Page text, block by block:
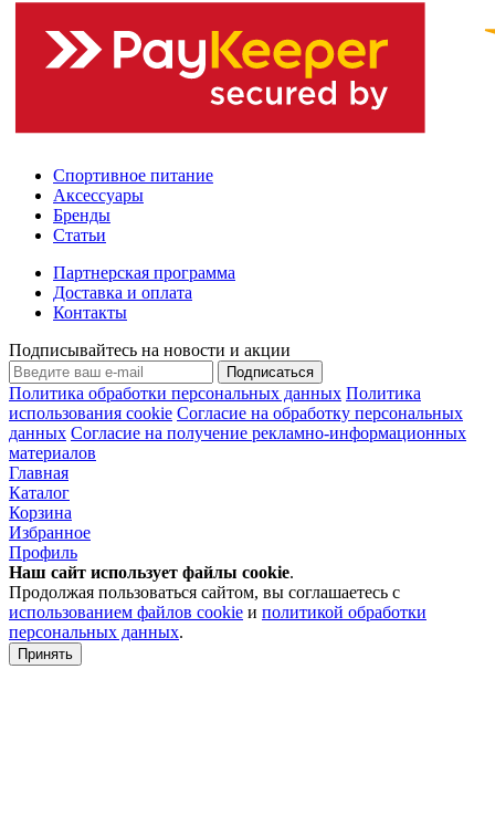
Спортивное питание
Аксессуары
Бренды
Статьи
Партнерская программа
Доставка и оплата
Контакты
Подписывайтесь на новости и акции
Подписаться
Политика обработки персональных данных Политика
использования cookie Согласие на обработку персональных
данных Согласие на получение рекламно-информационных
материалов
Главная
Каталог
Корзина
Избранное
Профиль
Наш сайт использует файлы cookie.
Продолжая пользоваться сайтом, вы соглашаетесь с
использованием файлов cookie и политикой обработки
персональных данных.
Принять